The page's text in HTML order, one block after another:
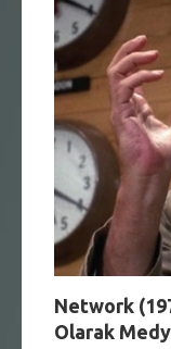
Network
Olarak